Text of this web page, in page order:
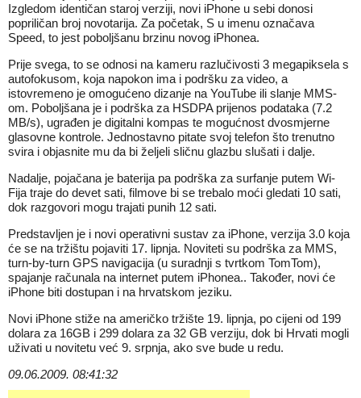
Izgledom identičan staroj verziji, novi iPhone u sebi donosi
popriličan broj novotarija. Za početak, S u imenu označava
Speed, to jest poboljšanu brzinu novog iPhonea.
Prije svega, to se odnosi na kameru razlučivosti 3 megapiksela s
autofokusom, koja napokon ima i podršku za video, a
istovremeno je omogućeno dizanje na YouTube ili slanje MMS-
om. Poboljšana je i podrška za HSDPA prijenos podataka (7.2
MB/s), ugrađen je digitalni kompas te mogućnost dvosmjerne
glasovne kontrole. Jednostavno pitate svoj telefon što trenutno
svira i objasnite mu da bi željeli sličnu glazbu slušati i dalje.
Nadalje, pojačana je baterija pa podrška za surfanje putem Wi-
Fija traje do devet sati, filmove bi se trebalo moći gledati 10 sati,
dok razgovori mogu trajati punih 12 sati.
Predstavljen je i novi operativni sustav za iPhone, verzija 3.0 koja
će se na tržištu pojaviti 17. lipnja. Noviteti su podrška za MMS,
turn-by-turn GPS navigacija (u suradnji s tvrtkom TomTom),
spajanje računala na internet putem iPhonea.. Također, novi će
iPhone biti dostupan i na hrvatskom jeziku.
Novi iPhone stiže na američko tržište 19. lipnja, po cijeni od 199
dolara za 16GB i 299 dolara za 32 GB verziju, dok bi Hrvati mogli
uživati u novitetu već 9. srpnja, ako sve bude u redu.
09.06.2009. 08:41:32